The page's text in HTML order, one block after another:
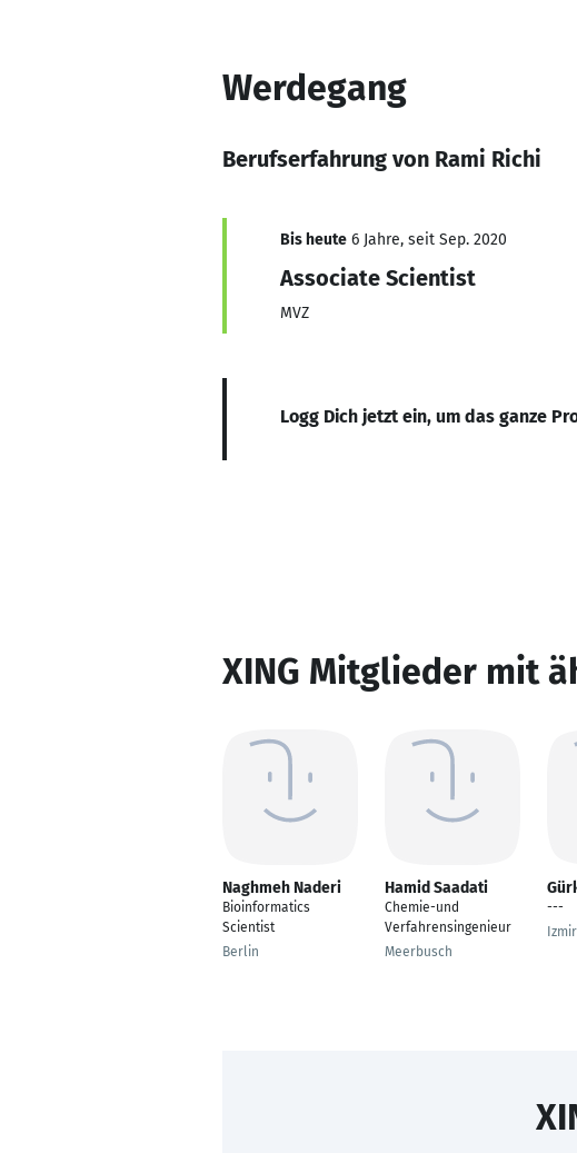
Werdegang
Berufserfahrung von Rami Richi
Bis heute 6 Jahre, seit Sep. 2020
Associate Scientist
MVZ
Logg Dich jetzt ein, um das ganze
XING Mitglieder mit
Naghmeh Naderi
Bioinformatics
Scientist
Berlin
Hamid Saadati
Chemie-und
Verfahrensingenieur
Meerbusch
---
Izmir